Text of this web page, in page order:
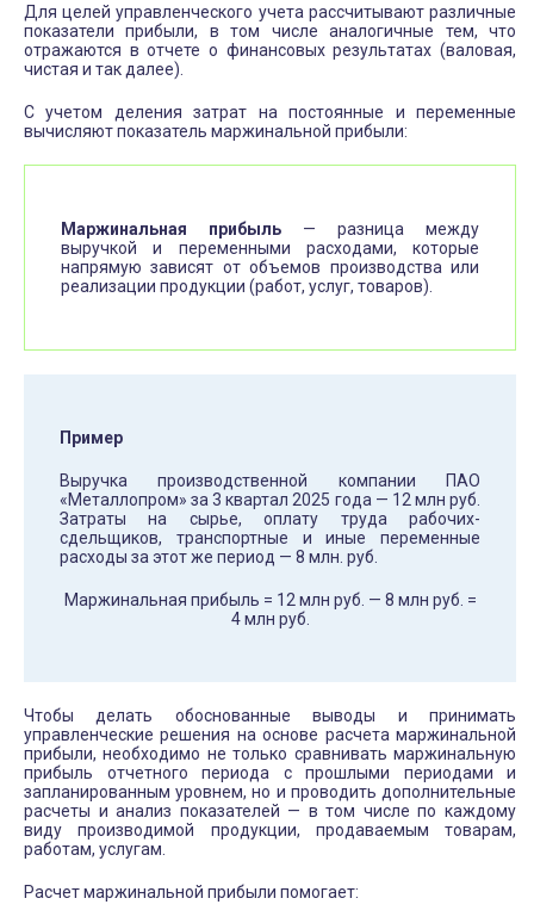
Для целей управленческого учета рассчитывают различные
показатели прибыли, в том числе аналогичные тем, что
отражаются в отчете о финансовых результатах (валовая,
чистая и так далее).
С учетом деления затрат на постоянные и переменные
вычисляют показатель маржинальной прибыли:
Маржинальная прибыль — разница между
выручкой и переменными расходами, которые
напрямую зависят от объемов производства или
реализации продукции (работ, услуг, товаров).
Пример
Выручка производственной компании ПАО
«Металлопром» за 3 квартал 2025 года — 12 млн руб.
Затраты на сырье, оплату труда рабочих-
сдельщиков, транспортные и иные переменные
расходы за этот же период — 8 млн. руб.
Маржинальная прибыль = 12 млн руб. — 8 млн руб. =
4 млн руб.
Чтобы делать обоснованные выводы и принимать
управленческие решения на основе расчета маржинальной
прибыли, необходимо не только сравнивать маржинальную
прибыль отчетного периода с прошлыми периодами и
запланированным уровнем, но и проводить дополнительные
расчеты и анализ показателей — в том числе по каждому
виду производимой продукции, продаваемым товарам,
работам, услугам.
Расчет маржинальной прибыли помогает: